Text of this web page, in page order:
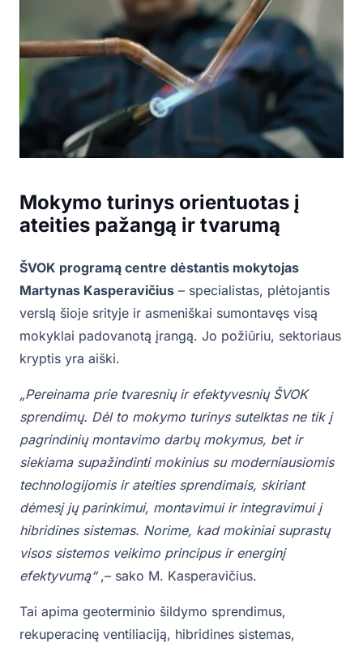
Mokymo turinys orientuotas į
ateities pažangą ir tvarumą
ŠVOK programą centre dėstantis mokytojas
Martynas Kasperavičius – specialistas, plėtojantis
verslą šioje srityje ir asmeniškai sumontavęs visą
mokyklai padovanotą įrangą. Jo požiūriu, sektoriaus
kryptis yra aiški.
„Pereinama prie tvaresnių ir efektyvesnių ŠVOK
sprendimų. Dėl to mokymo turinys sutelktas ne tik į
pagrindinių montavimo darbų mokymus, bet ir
siekiama supažindinti mokinius su moderniausiomis
technologijomis ir ateities sprendimais, skiriant
dėmesį jų parinkimui, montavimui ir integravimui į
hibridines sistemas. Norime, kad mokiniai suprastų
visos sistemos veikimo principus ir energinį
efektyvumą“,– sako M. Kasperavičius.
Tai apima geoterminio šildymo sprendimus,
rekuperacinę ventiliaciją, hibridines sistemas,